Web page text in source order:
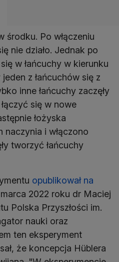
środku. Po włączeniu
nie działo. Jednak po
w łańcuchy w kierunku
z łańcuchów się z
inne łańcuchy zaczęły
się w nowe
łożyska
naczynia i włączono
tworzyć łańcuchy
opublikował na
2022 roku dr Maciej
Polska Przyszłości im.
nauki oraz
ten eksperyment
że koncepcja Hüblera